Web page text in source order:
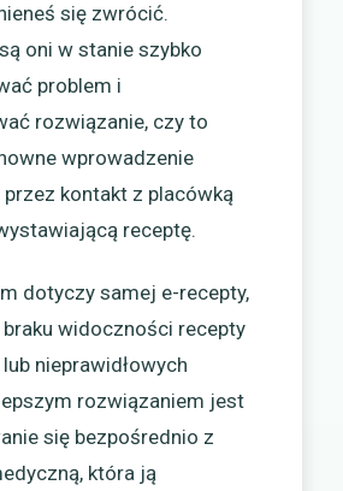
się zwrócić.
oni w stanie szybko
problem i
rozwiązanie, czy to
wprowadzenie
przez kontakt z placówką
receptę.
dotyczy samej e-recepty,
braku widoczności recepty
nieprawidłowych
rozwiązaniem jest
się bezpośrednio z
która ją